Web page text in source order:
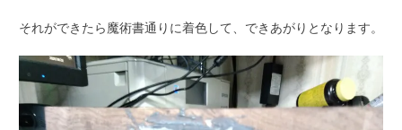
それができたら魔術書通りに着色して、できあがりとなります。